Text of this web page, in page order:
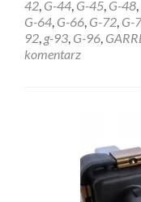
42, G-44, G-45, G-48,
G-64, G-66, G-72, G-
92, g-93, G-96,
komentarz